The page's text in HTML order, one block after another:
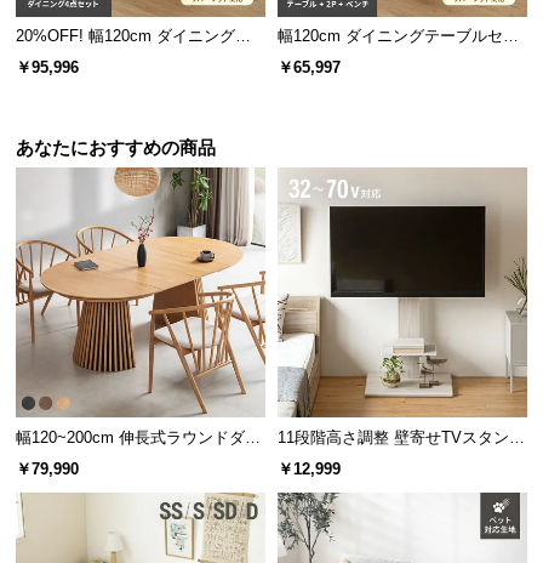
様
サ
ポ
知
ら
せ
ロ
グ
企
20%OFF! 幅120cm ダイニングソ
ファ 4点セット
￥95,996
幅120cm ダイニングテーブルセッ
ト ソファダイニング 3点セット C
￥65,997
あなたにおすすめの商品
幅120~200cm 伸長式ラウンドダイ
ニングテーブル 6人掛け 天然木突
￥79,990
11段階高さ調整 壁寄せTVスタンド
キャスター付き 上下左右角度調節
￥12,999